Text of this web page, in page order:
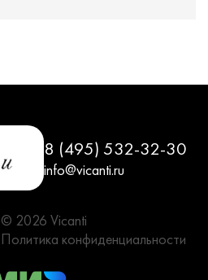
8 (495) 532-32-30
info@vicanti.ru
© 2026 Vicanti
Политика конфиденциальности